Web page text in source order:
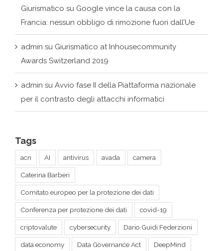
Giurismatico su Google vince la causa con la
Francia: nessun obbligo di rimozione fuori dall’Ue
admin su Giurismatico at Inhousecommunity
Awards Switzerland 2019
admin su Avvio fase II della Piattaforma nazionale
per il contrasto degli attacchi informatici
Tags
acn AI antivirus avada camera
Caterina Barberi
Comitato europeo per la protezione dei dati
Conferenza per protezione dei dati covid-19
criptovalute cybersecurity Dario Guidi Federzioni
data economy Data Governance Act DeepMind